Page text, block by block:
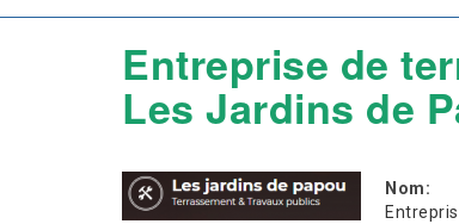
Entreprise de
Les Jardins de
Nom: